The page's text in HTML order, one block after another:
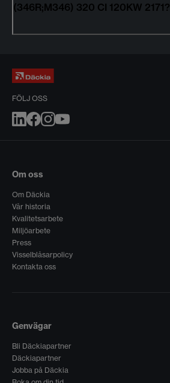
(346R;M346) 320 CI 120KW 2171?
FÖLJ OSS
Om oss
Om Däckia
Vår historia
Kvalitetsarbete
Miljöarbete
Press
Visselblåsarpolicy
Kontakta oss
Genvägar
Bli Däckiapartner
Däckiapartner
Jobba på Däckia